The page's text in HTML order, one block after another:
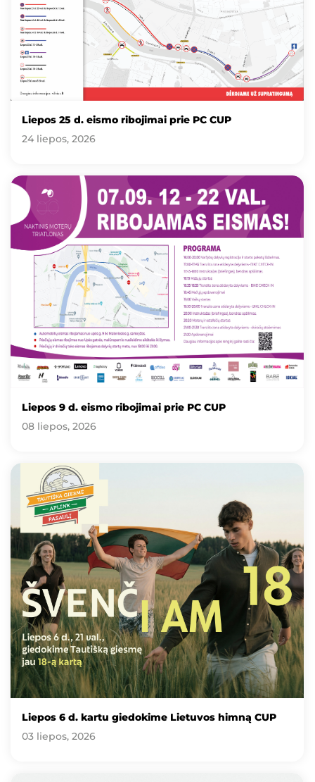
Liepos 25 d. eismo ribojimai prie PC CUP
24 liepos, 2026
Liepos 9 d. eismo ribojimai prie PC CUP
08 liepos, 2026
Liepos 6 d. kartu giedokime Lietuvos himną CUP
03 liepos, 2026